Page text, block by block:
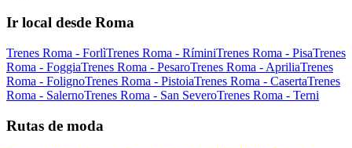
Ir local desde Roma
Trenes Roma - ForlìTrenes Roma - RíminiTrenes Roma - PisaTrenes
Roma - FoggiaTrenes Roma - PesaroTrenes Roma - ApriliaTrenes
Roma - FolignoTrenes Roma - PistoiaTrenes Roma - CasertaTrenes
Roma - SalernoTrenes Roma - San SeveroTrenes Roma - Terni
Rutas de moda